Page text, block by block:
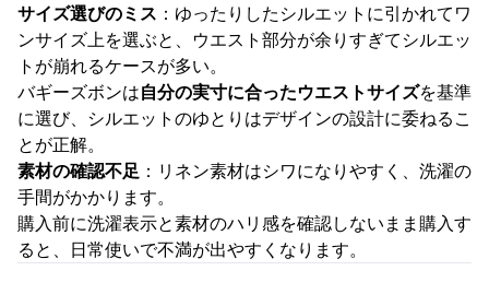
サイズ選びのミス ：ゆったりしたシルエットに引かれてワ
ンサイズ上を選ぶと、ウエスト部分が余りすぎてシルエッ
トが崩れるケースが多い。
バギーズボンは自分の実寸に合ったウエストサイズを基準
に選び、シルエットのゆとりはデザインの設計に委ねるこ
とが正解。
素材の確認不足 ：リネン素材はシワになりやすく、洗濯の
手間がかかります。
購入前に洗濯表示と素材のハリ感を確認しないまま購入す
ると、日常使いで不満が出やすくなります。